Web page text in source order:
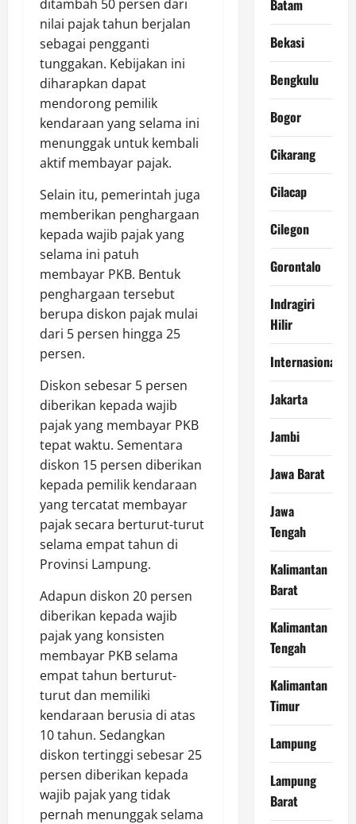
ditambah 50 persen dari
nilai pajak tahun berjalan
sebagai pengganti
tunggakan. Kebijakan ini
diharapkan dapat
mendorong pemilik
kendaraan yang selama ini
menunggak untuk kembali
aktif membayar pajak.
Selain itu, pemerintah juga
memberikan penghargaan
kepada wajib pajak yang
selama ini patuh
membayar PKB. Bentuk
penghargaan tersebut
berupa diskon pajak mulai
dari 5 persen hingga 25
persen.
Diskon sebesar 5 persen
diberikan kepada wajib
pajak yang membayar PKB
tepat waktu. Sementara
diskon 15 persen diberikan
kepada pemilik kendaraan
yang tercatat membayar
pajak secara berturut-turut
selama empat tahun di
Provinsi Lampung.
Adapun diskon 20 persen
diberikan kepada wajib
pajak yang konsisten
membayar PKB selama
empat tahun berturut-
turut dan memiliki
kendaraan berusia di atas
10 tahun. Sedangkan
diskon tertinggi sebesar 25
persen diberikan kepada
wajib pajak yang tidak
pernah menunggak selama
Batam
Bekasi
Bengkulu
Bogor
Cikarang
Cilacap
Cilegon
Gorontalo
Indragiri
Hilir
Internasional
Jakarta
Jambi
Jawa Barat
Jawa
Tengah
Kalimantan
Barat
Kalimantan
Tengah
Kalimantan
Timur
Lampung
Lampung
Barat